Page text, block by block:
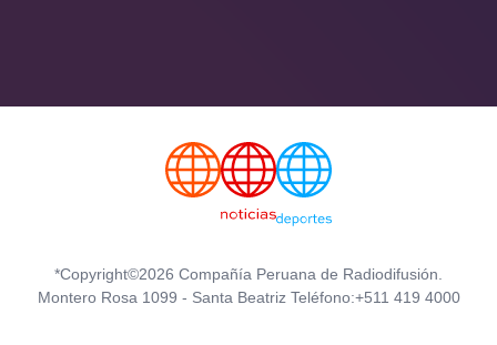
*Copyright©2026 Compañía Peruana de Radiodifusión.
Montero Rosa 1099 - Santa Beatriz Teléfono:+511 419 4000